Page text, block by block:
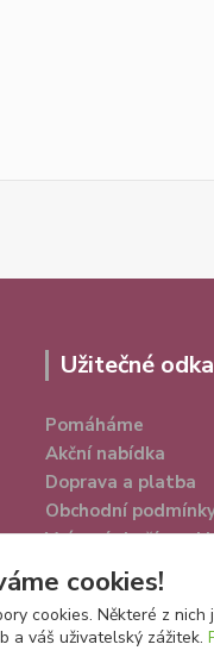
Užitečné
Pomáháme
Akční nabídka
Doprava a platba
Obchodní
Vrácení zboží a
Ochrana osobních
cookies!
cookies. Některé z nich
a váš uživatelský zážitek.